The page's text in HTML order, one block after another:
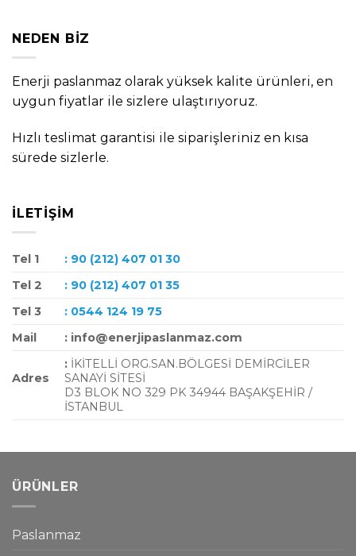
NEDEN BIZ
Enerji paslanmaz olarak yüksek kalite ürünleri, en
uygun fiyatlar ile sizlere ulaştırıyoruz.
Hızlı teslimat garantisi ile siparişleriniz en kısa
sürede sizlerle.
İLETIŞIM
Tel 1
: 90 (212) 407 01 30
Tel 2
: 90 (212) 407 01 35
Tel 3
: 0544 124 19 75
Mail
: info@enerjipaslanmaz.com
Adres
: İKİTELLİ ORG.SAN.BÖLGESİ DEMİRCİLER
SANAYİ SİTESİ
D3 BLOK NO 329 PK 34944 BAŞAKŞEHİR /
İSTANBUL
ÜRÜNLER
Paslanmaz